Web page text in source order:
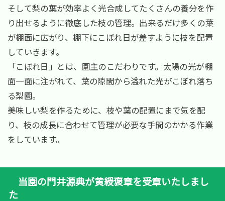
そして梨の葉が効率よく光合成してたくさんの養分を作
り出せるように徹底した枝の管理。出来るだけ多くの葉
が棚面に広がり、棚下にこぼれ日が差すように枝を配置
していきます。
「こぼれ日」とは、園主のこだわりです。太陽の光が棚
面一面に注がれて、葉の隙間から溢れた光がこぼれ落ち
る梨園。
美味しい梨を作るために、枝や葉の配置にまで気を配
り、枝の成長に合わせて管理が必要な手間のかかる作業
をしています。
当園の門井源典が黄綬褒章を受章いたしまし
た